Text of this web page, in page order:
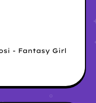
- Fantasy Girl